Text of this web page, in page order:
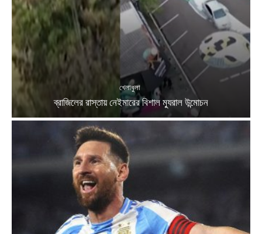
খেলাধুলা
ব্রাজিলের রাস্তায় নেইমারের বিশাল ম্যুরাল উন্মোচন